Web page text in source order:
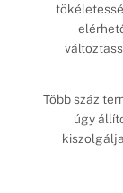
Több száz
úgy